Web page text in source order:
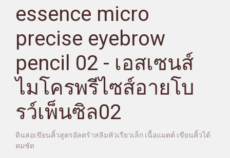
essence micro
precise eyebrow
pencil 02 - เอสเซนส์
ไมโครพรีไซส์อายโบ
รว์เพ็นซิล02
ดินสอเขียนคิ้วสูตรอัลตร้าสลิมหัวเรียวเล็ก เนื้อแมตต์ เขียนคิ้วได้
คมชัด